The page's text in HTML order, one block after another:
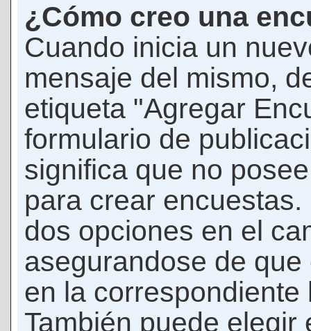
¿Cómo creo una
Cuando inicia un
mensaje del mismo,
etiqueta "Agregar
formulario de
significa que no
para crear
dos opciones en el
asegurandose de
en la
También puede